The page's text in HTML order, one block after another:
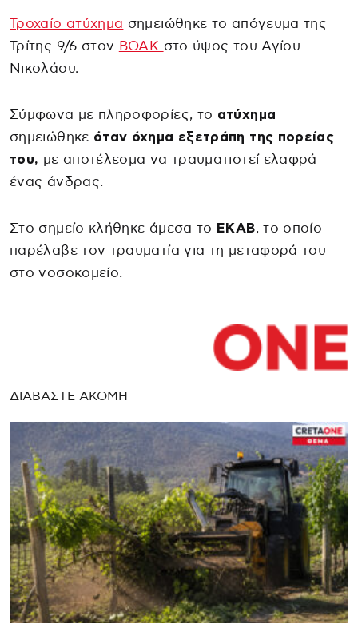
Τροχαίο ατύχημα σημειώθηκε το απόγευμα της
Τρίτης 9/6 στον ΒΟΑΚ στο ύψος του Αγίου
Νικολάου.
Σύμφωνα με πληροφορίες, το ατύχημα
σημειώθηκε όταν όχημα εξετράπη της πορείας
του, με αποτέλεσμα να τραυματιστεί ελαφρά
ένας άνδρας.
Στο σημείο κλήθηκε άμεσα το ΕΚΑΒ, το οποίο
παρέλαβε τον τραυματία για τη μεταφορά του
στο νοσοκομείο.
ΔΙΑΒΑΣΤΕ ΑΚΟΜΗ